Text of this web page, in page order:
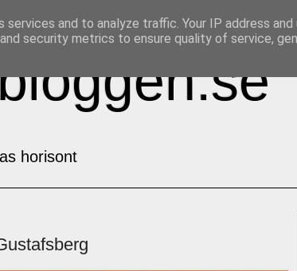
horisont
and to analyze traffic. Your IP address and
security metrics to ensure quality of service,